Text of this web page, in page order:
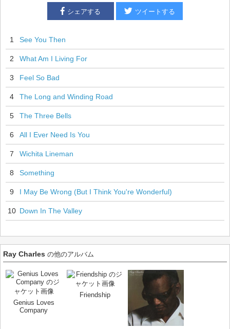
シェアする ツイートする
1 See You Then
2 What Am I Living For
3 Feel So Bad
4 The Long and Winding Road
5 The Three Bells
6 All I Ever Need Is You
7 Wichita Lineman
8 Something
9 I May Be Wrong (But I Think You're Wonderful)
10 Down In The Valley
Ray Charles の他のアルバム
Genius Loves
Company
Friendship